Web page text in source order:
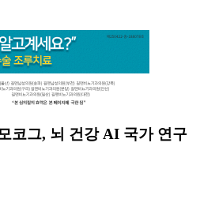
코그, 뇌 건강 AI 국가 연구